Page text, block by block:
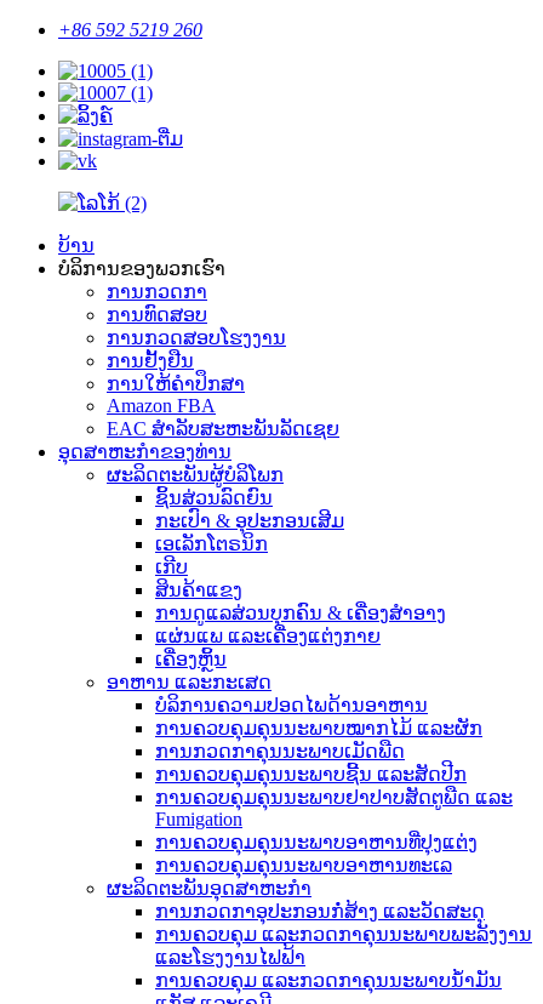
+86 592 5219 260
ບ້ານ
ບໍລິການຂອງພວກເຮົາ
ການກວດກາ
ການທົດສອບ
ການກວດສອບໂຮງງານ
ການຢັ້ງຢືນ
ການໃຫ້ຄໍາປຶກສາ
Amazon FBA
EAC ສໍາລັບສະຫະພັນລັດເຊຍ
ອຸດ​ສາ​ຫະ​ກໍາ​ຂອງ​ທ່ານ​
ຜະລິດຕະພັນຜູ້ບໍລິໂພກ
ຊິ້ນສ່ວນລົດຍົນ
ກະເປົາ & ອຸປະກອນເສີມ
ເອເລັກໂຕຣນິກ
ເກີບ
ສິນຄ້າແຂງ
ການດູແລສ່ວນບຸກຄົນ & ເຄື່ອງສໍາອາງ
ແຜ່ນແພ ແລະເຄື່ອງແຕ່ງກາຍ
ເຄື່ອງຫຼິ້ນ
ອາຫານ ແລະກະເສດ
ບໍລິການຄວາມປອດໄພດ້ານອາຫານ
ການຄວບຄຸມຄຸນນະພາບໝາກໄມ້ ແລະຜັກ
ການກວດກາຄຸນນະພາບເມັດພືດ
ການຄວບຄຸມຄຸນນະພາບຊີ້ນ ແລະສັດປີກ
ການຄວບຄຸມຄຸນນະພາບຢາປາບສັດຕູພືດ ແລະ
Fumigation
ການຄວບຄຸມຄຸນນະພາບອາຫານທີ່ປຸງແຕ່ງ
ການຄວບຄຸມຄຸນນະພາບອາຫານທະເລ
ຜະລິດຕະພັນອຸດສາຫະກໍາ
ການກວດກາອຸປະກອນກໍ່ສ້າງ ແລະວັດສະດຸ
ການຄວບຄຸມ ແລະກວດກາຄຸນນະພາບພະລັງງານ
ແລະໂຮງງານໄຟຟ້າ
ການຄວບຄຸມ ແລະກວດກາຄຸນນະພາບນ້ຳມັນ